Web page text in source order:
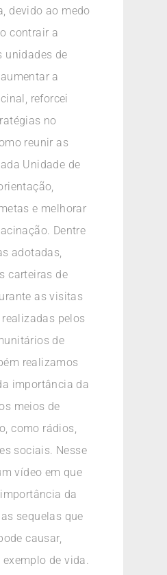
devido ao medo
contrair a
unidades de
a
reforcei
no
reunir as
Unidade de
e melhorar
Dentre
adotadas,
carteiras de
as visitas
pelos
de
realizamos
importância da
meios de
como rádios,
sociais. Nesse
vídeo em que
da
sequelas que
causar,
de vida.